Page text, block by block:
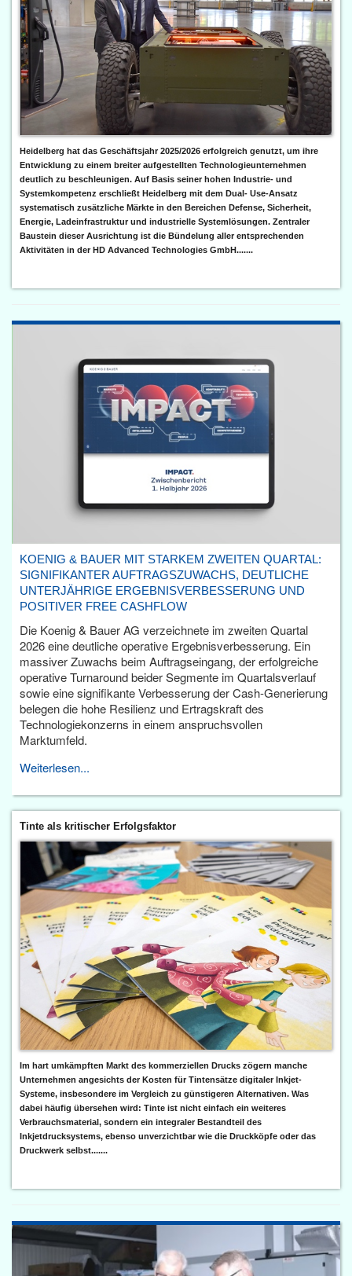
Heidelberg hat das Geschäftsjahr 2025/2026 erfolgreich genutzt, um ihre
Entwicklung zu einem breiter aufgestellten Technologieunternehmen
deutlich zu beschleunigen. Auf Basis seiner hohen Industrie- und
Systemkompetenz erschließt Heidelberg mit dem Dual- Use-Ansatz
systematisch zusätzliche Märkte in den Bereichen Defense, Sicherheit,
Energie, Ladeinfrastruktur und industrielle Systemlösungen. Zentraler
Baustein dieser Ausrichtung ist die Bündelung aller entsprechenden
Aktivitäten in der HD Advanced Technologies GmbH.......
KOENIG & BAUER MIT STARKEM ZWEITEN QUARTAL:
SIGNIFIKANTER AUFTRAGSZUWACHS, DEUTLICHE
UNTERJÄHRIGE ERGEBNISVERBESSERUNG UND
POSITIVER FREE CASHFLOW
Die Koenig & Bauer AG verzeichnete im zweiten Quartal
2026 eine deutliche operative Ergebnisverbesserung. Ein
massiver Zuwachs beim Auftragseingang, der erfolgreiche
operative Turnaround beider Segmente im Quartalsverlauf
sowie eine signifikante Verbesserung der Cash-Generierung
belegen die hohe Resilienz und Ertragskraft des
Technologiekonzerns in einem anspruchsvollen
Marktumfeld.
Weiterlesen...
Tinte als kritischer Erfolgsfaktor
Im hart umkämpften Markt des kommerziellen Drucks zögern manche
Unternehmen angesichts der Kosten für Tintensätze digitaler Inkjet-
Systeme, insbesondere im Vergleich zu günstigeren Alternativen. Was
dabei häufig übersehen wird: Tinte ist nicht einfach ein weiteres
Verbrauchsmaterial, sondern ein integraler Bestandteil des
Inkjetdrucksystems, ebenso unverzichtbar wie die Druckköpfe oder das
Druckwerk selbst.......